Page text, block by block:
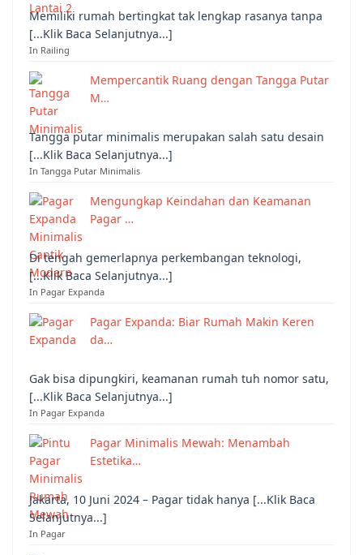
Memiliki rumah bertingkat tak lengkap rasanya tanpa
[...Klik Baca Selanjutnya...]
In Railing
Mempercantik Ruang dengan Tangga Putar
M…
Tangga putar minimalis merupakan salah satu desain
[...Klik Baca Selanjutnya...]
In Tangga Putar Minimalis
Mengungkap Keindahan dan Keamanan
Pagar …
Di tengah gemerlapnya perkembangan teknologi,
[...Klik Baca Selanjutnya...]
In Pagar Expanda
Pagar Expanda: Biar Rumah Makin Keren
da…
Gak bisa dipungkiri, keamanan rumah tuh nomor satu,
[...Klik Baca Selanjutnya...]
In Pagar Expanda
Pagar Minimalis Mewah: Menambah
Estetika…
Jakarta, 10 Juni 2024 – Pagar tidak hanya [...Klik Baca
Selanjutnya...]
In Pagar